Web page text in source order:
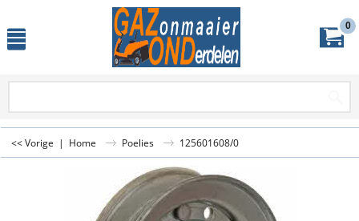
0
<< Vorige | Home Poelies 125601608/0